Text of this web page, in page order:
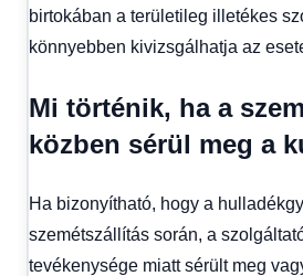
birtokában a területileg illetékes
könnyebben kivizsgálhatja az
Mi történik, ha a
közben sérül meg a
Ha bizonyítható, hogy a
szemétszállítás során, a
tevékenysége miatt sérült meg